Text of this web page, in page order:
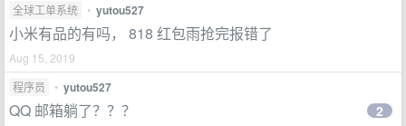
全球工单系统
• yutou527
小米有品的有吗， 818 红包雨抢完报错了
Aug 15, 2019
程序员
• yutou527
QQ 邮箱躺了？？？ 2